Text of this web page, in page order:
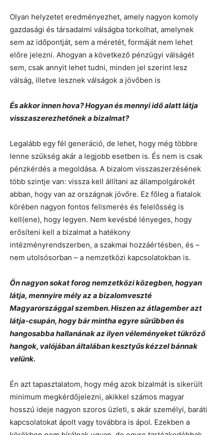
Olyan helyzetet eredményezhet, amely nagyon komoly
gazdasági és társadalmi válságba torkolhat, amelynek
sem az időpontját, sem a méretét, formáját nem lehet
előre jelezni. Ahogyan a következő pénzügyi válságét
sem, csak annyit lehet tudni, minden jel szerint lesz
válság, illetve lesznek válságok a jövőben is
És akkor innen hova? Hogyan és mennyi idő alatt látja
visszaszerezhetőnek a bizalmat?
Legalább egy fél generáció, de lehet, hogy még többre
lenne szükség akár a legjobb esetben is. És nem is csak
pénzkérdés a megoldása. A bizalom visszaszerzésének
több szintje van: vissza kell állítani az állampolgárokét
abban, hogy van az országnak jövőre. Ez főleg a fiatalok
körében nagyon fontos felismerés és felelősség is
kell(ene), hogy legyen. Nem kevésbé lényeges, hogy
erősíteni kell a bizalmat a hatékony
intézményrendszerben, a szakmai hozzáértésben, és –
nem utolsósorban – a nemzetközi kapcsolatokban is.
Ön nagyon sokat forog nemzetközi közegben, hogyan
látja, mennyire mély az a bizalomveszté
Magyarországgal szemben. Hiszen az átlagember azt
látja-csupán, hogy bár mintha egyre sűrűbben és
hangosabba hallanának az ilyen véleményeket tükröző
hangok, valójában általában kesztyűs kézzel bánnak
velünk.
Én azt tapasztalatom, hogy még azok bizalmát is sikerült
minimum megkérdőjelezni, akikkel számos magyar
hosszú ideje nagyon szoros üzleti, s akár személyi, baráti
kapcsolatokat ápolt vagy továbbra is ápol. Ezekben a